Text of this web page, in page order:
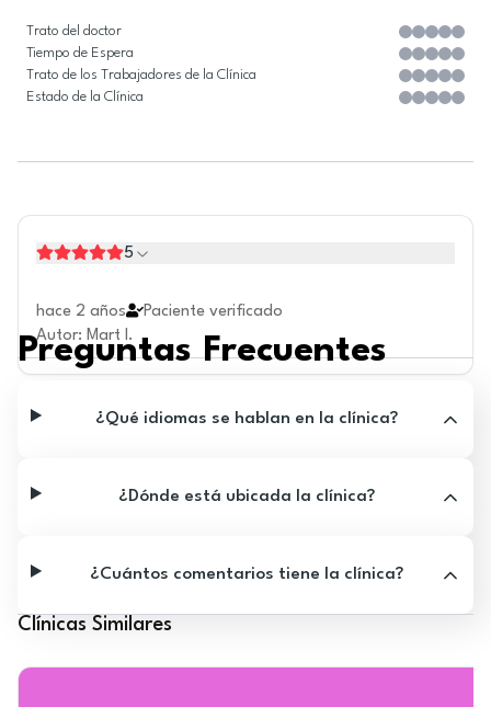
Trato del doctor
Tiempo de Espera
Trato de los Trabajadores de la Clínica
Estado de la Clínica
5
hace 2 años
Paciente verificado
Autor: Mart I.
Preguntas Frecuentes
¿Qué idiomas se hablan en la clínica?
¿Dónde está ubicada la clínica?
¿Cuántos comentarios tiene la clínica?
Clínicas Similares